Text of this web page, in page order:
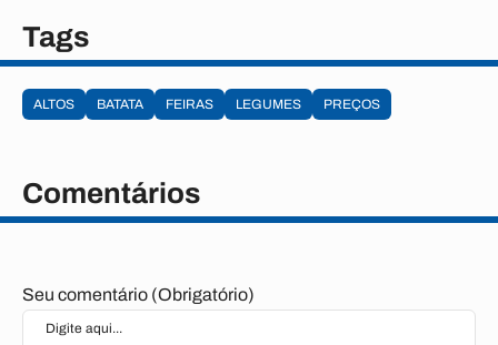
Tags
ALTOS BATATA FEIRAS LEGUMES PREÇOS
Comentários
Seu comentário (Obrigatório)